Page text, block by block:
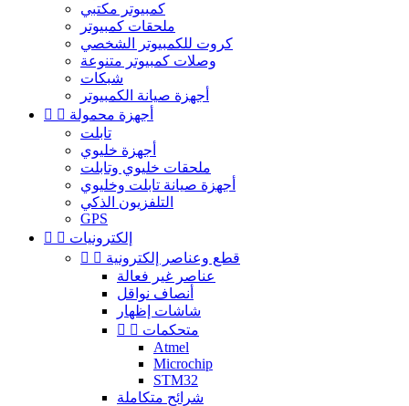
كمبيوتر مكتبي
ملحقات كمبيوتر
كروت للكمبيوتر الشخصي
وصلات كمبيوتر متنوعة
شبكات
أجهزة صيانة الكمبيوتر
  أجهزة محمولة
تابلت
أجهزة خليوي
ملحقات خليوي وتابلت
أجهزة صيانة تابلت وخليوي
التلفزيون الذكي
GPS
  إلكترونيات
  قطع وعناصر إلكترونية
عناصر غير فعالة
أنصاف نواقل
شاشات إظهار
  متحكمات
Atmel
Microchip
STM32
شرائح متكاملة